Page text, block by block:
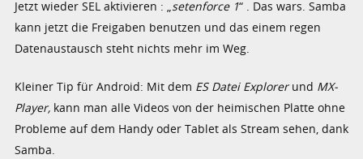
Jetzt wieder SEL aktivieren : „setenforce 1“ . Das wars. Samba
kann jetzt die Freigaben benutzen und das einem regen
Datenaustausch steht nichts mehr im Weg.
Kleiner Tip für Android: Mit dem ES Datei Explorerund MX-
Player, kann man alle Videos von der heimischen Platte ohne
Probleme auf dem Handy oder Tablet als Stream sehen, dank
Samba.